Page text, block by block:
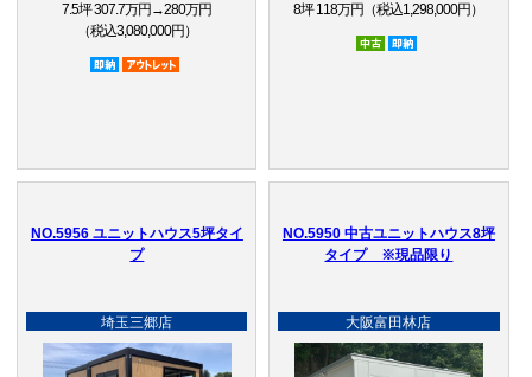
7.5坪 307.7万円→280万円
（税込3,080,000円）
即納品
8坪 118万円（税込1,298,000円）
中古
NO.5956 ユニットハウス5坪タイ
プ
埼玉三郷店
NO.5950 中古ユニットハウス8坪
タイプ ※現品限り
大阪富田林店